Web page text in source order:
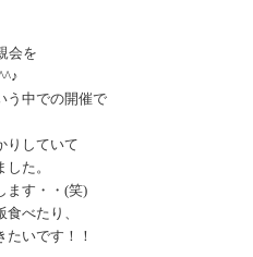
会を
う中での開催で
りしていて
た。
ます・・(笑)
べたり、
いです！！